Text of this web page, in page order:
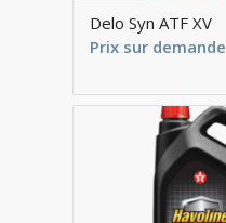
Delo Syn ATF XV
Prix sur demande